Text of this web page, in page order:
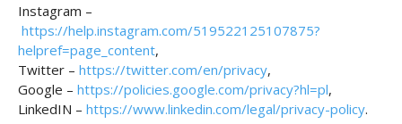
Instagram –
https://help.instagram.com/519522125107875?
helpref=page_content,
Twitter – https://twitter.com/en/privacy,
Google – https://policies.google.com/privacy?hl=pl,
LinkedIN – https://www.linkedin.com/legal/privacy-policy.